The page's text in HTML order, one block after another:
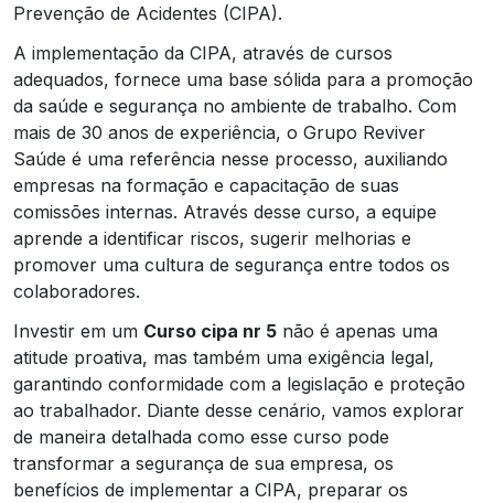
Prevenção de Acidentes (CIPA).
A implementação da CIPA, através de cursos
adequados, fornece uma base sólida para a promoção
da saúde e segurança no ambiente de trabalho. Com
mais de 30 anos de experiência, o Grupo Reviver
Saúde é uma referência nesse processo, auxiliando
empresas na formação e capacitação de suas
comissões internas. Através desse curso, a equipe
aprende a identificar riscos, sugerir melhorias e
promover uma cultura de segurança entre todos os
colaboradores.
Investir em um Curso cipa nr 5 não é apenas uma
atitude proativa, mas também uma exigência legal,
garantindo conformidade com a legislação e proteção
ao trabalhador. Diante desse cenário, vamos explorar
de maneira detalhada como esse curso pode
transformar a segurança de sua empresa, os
benefícios de implementar a CIPA, preparar os